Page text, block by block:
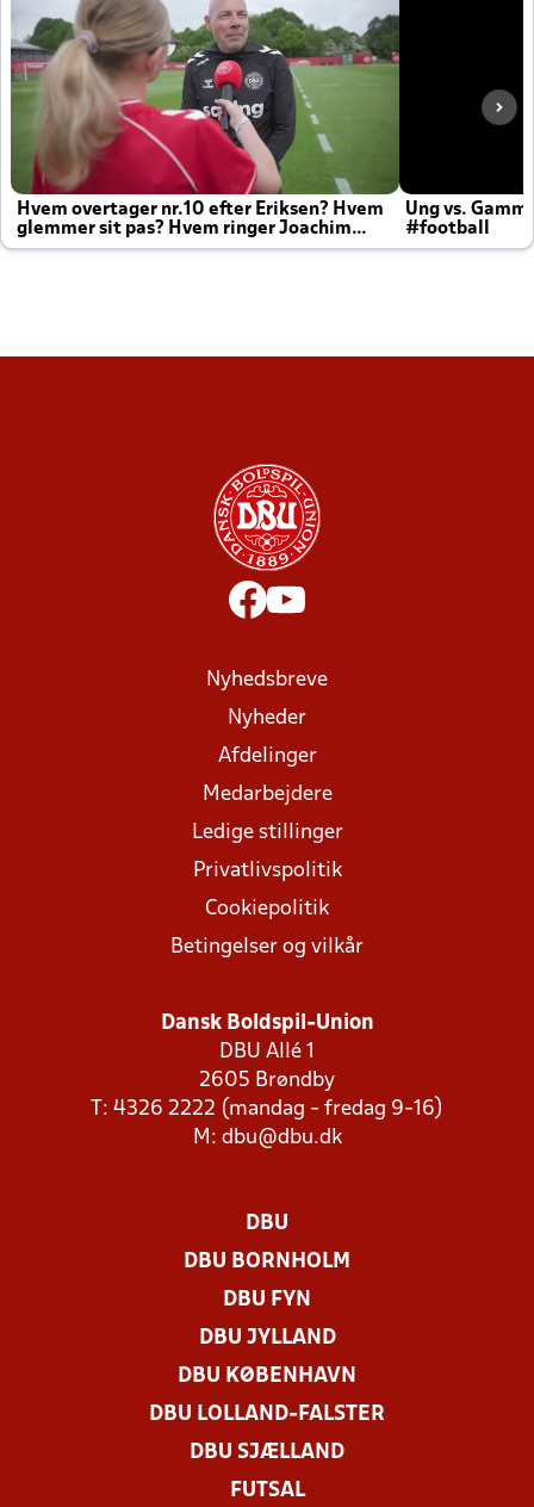
Hvem overtager nr.10 efter Eriksen? Hvem
glemmer sit pas? Hvem ringer Joachim
altid til efter kampe?
Ung vs.
#football
Nyhedsbreve
Nyheder
Afdelinger
Medarbejdere
Ledige stillinger
Privatlivspolitik
Cookiepolitik
Betingelser og vilkår
Dansk Boldspil-Union
DBU Allé 1
2605 Brøndby
T: 4326 2222 (mandag - fredag 9-16)
M: dbu@dbu.dk
DBU
DBU BORNHOLM
DBU FYN
DBU JYLLAND
DBU KØBENHAVN
DBU LOLLAND-FALSTER
DBU SJÆLLAND
FUTSAL